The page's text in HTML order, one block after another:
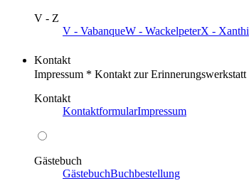
V - Z
V - VabanqueW - WackelpeterX -
Kontakt
Impressum * Kontakt zur
Kontakt
KontaktformularImpressum
Gästebuch
GästebuchBuchbestellung